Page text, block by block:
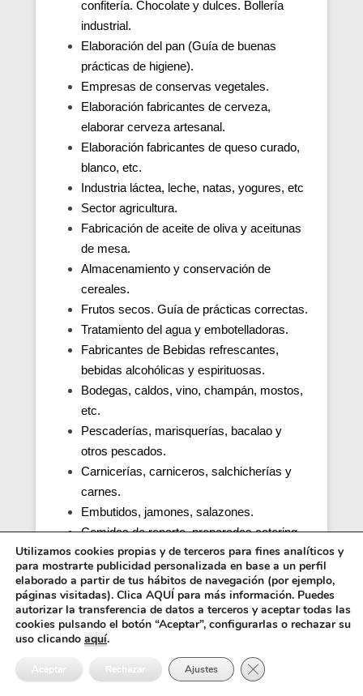
confitería. Chocolate y dulces. Bollería
industrial.
Elaboración del pan (Guía de buenas
prácticas de higiene).
Empresas de conservas vegetales.
Elaboración fabricantes de cerveza,
elaborar cerveza artesanal.
Elaboración fabricantes de queso curado,
blanco, etc.
Industria láctea, leche, natas, yogures, etc
Sector agricultura.
Fabricación de aceite de oliva y aceitunas
de mesa.
Almacenamiento y conservación de
cereales.
Frutos secos. Guía de prácticas correctas.
Tratamiento del agua y embotelladoras.
Fabricantes de Bebidas refrescantes,
bebidas alcohólicas y espirituosas.
Bodegas, caldos, vino, champán, mostos,
etc.
Pescaderías, marisquerías, bacalao y
otros pescados.
Carnicerías, carniceros, salchicherías y
carnes.
Embutidos, jamones, salazones.
Comidas de reparto, preparadas catering.
Productos de café.
Cocinas de colegios, comedores
escolares, guarderías, parvularios.
Cocinas y comedores de residencias de
ancianos (tercera edad).
penitenciarias.
Utilizamos cookies propias y de terceros para fines analíticos y
para mostrarte publicidad personalizada en base a un perfil
elaborado a partir de tus hábitos de navegación (por ejemplo,
páginas visitadas). Clica AQUÍ para más información. Puedes
autorizar la transferencia de datos a terceros y aceptar todas las
cookies pulsando el botón “Aceptar”, configurarlas o rechazar su
uso clicando aquí.
Aceptar Rechazar Ajustes Cerrar el banner de